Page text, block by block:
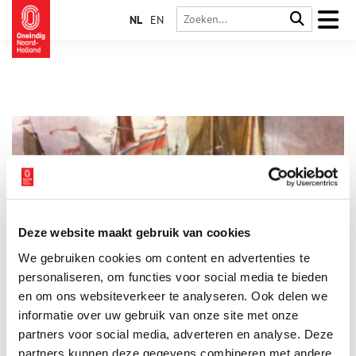
Deze website maakt gebruik van cookies
We gebruiken cookies om content en advertenties te
personaliseren, om functies voor social media te bieden
en om ons websiteverkeer te analyseren. Ook delen we
informatie over uw gebruik van onze site met onze
partners voor social media, adverteren en analyse. Deze
partners kunnen deze gegevens combineren met andere
NL EN
De kop van Noord-Holland kijkt er al reikhalzend naar uit: het
grootscheepse zeilfeest Sail Den Helder. En ook 43 van de
grootste zeilschepen ter wereld staan al in de startblokken.
Tijdens de Marinedagen (29 juni-2 juli 2023) worden meer
dan 350.000 bezoekers verwacht, die zich kunnen vergapen
aan een race tussen ‘tall ships’, varend erfgoed,
marinedemonstraties en een optocht door de binnenstad. Ook